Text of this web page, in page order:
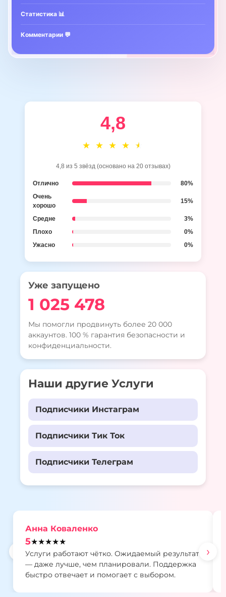
Статистика 📊
Комментарии 💬
4,8
4,8 из 5 звёзд (основано на 20 отзывах)
Отлично
80%
Очень
хорошо
15%
Средне
3%
Плохо
0%
Ужасно
0%
Уже запущено
1 025 478
Мы помогли продвинуть более 20 000
аккаунтов. 100 % гарантия безопасности и
конфиденциальности.
Наши другие Услуги
Подписчики Инстаграм
Подписчики Тик Ток
Подписчики Телеграм
Анна Коваленко
5★★★★★
Услуги работают чётко. Ожидаемый результат
— даже лучше, чем планировали. Поддержка
быстро отвечает и помогает с выбором.
›